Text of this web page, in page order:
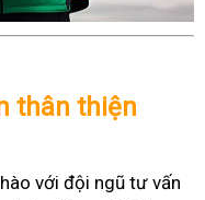
thân thiện
với đội ngũ tư vấn